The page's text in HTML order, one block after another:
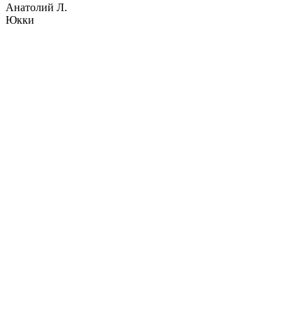
Анатолий Л.
Юкки